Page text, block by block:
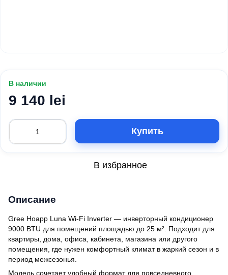
В наличии
9 140 lei
Купить
В избранное
Описание
Gree Hoapp Luna Wi-Fi Inverter — инверторный кондиционер
9000 BTU для помещений площадью до 25 м². Подходит для
квартиры, дома, офиса, кабинета, магазина или другого
помещения, где нужен комфортный климат в жаркий сезон и в
период межсезонья.
Модель сочетает удобный формат для повседневного